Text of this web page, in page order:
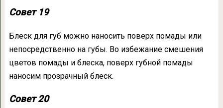
Совет 19
Блеск для губ можно наносить поверх помады или
непосредственно на губы. Во избежание смешения
цветов помады и блеска, поверх губной помады
наносим прозрачный блеск.
Совет 20